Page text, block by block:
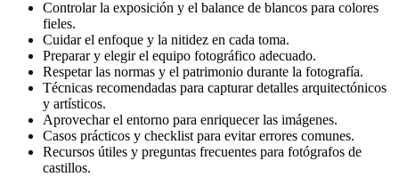
Controlar la exposición y el balance de blancos para colores
fieles.
Cuidar el enfoque y la nitidez en cada toma.
Preparar y elegir el equipo fotográfico adecuado.
Respetar las normas y el patrimonio durante la fotografía.
Técnicas recomendadas para capturar detalles arquitectónicos
y artísticos.
Aprovechar el entorno para enriquecer las imágenes.
Casos prácticos y checklist para evitar errores comunes.
Recursos útiles y preguntas frecuentes para fotógrafos de
castillos.